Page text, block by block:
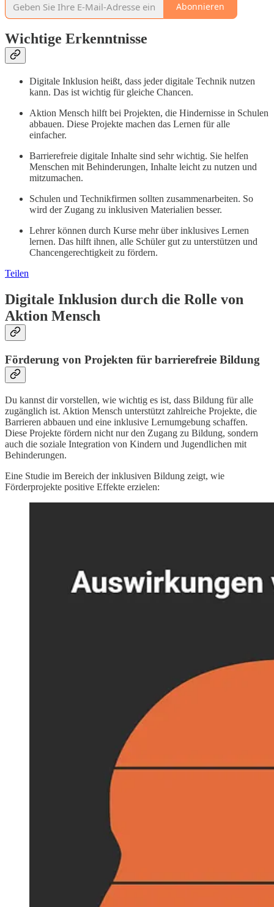
Abonnieren
Wichtige Erkenntnisse
Digitale Inklusion heißt, dass jeder digitale Technik nutzen
kann. Das ist wichtig für gleiche Chancen.
Aktion Mensch hilft bei Projekten, die Hindernisse in Schulen
abbauen. Diese Projekte machen das Lernen für alle
einfacher.
Barrierefreie digitale Inhalte sind sehr wichtig. Sie helfen
Menschen mit Behinderungen, Inhalte leicht zu nutzen und
mitzumachen.
Schulen und Technikfirmen sollten zusammenarbeiten. So
wird der Zugang zu inklusiven Materialien besser.
Lehrer können durch Kurse mehr über inklusives Lernen
lernen. Das hilft ihnen, alle Schüler gut zu unterstützen und
Chancengerechtigkeit zu fördern.
Teilen
Digitale Inklusion durch die Rolle von
Aktion Mensch
Förderung von Projekten für barrierefreie Bildung
Du kannst dir vorstellen, wie wichtig es ist, dass Bildung für alle
zugänglich ist. Aktion Mensch unterstützt zahlreiche Projekte, die
Barrieren abbauen und eine inklusive Lernumgebung schaffen.
Diese Projekte fördern nicht nur den Zugang zu Bildung, sondern
auch die soziale Integration von Kindern und Jugendlichen mit
Behinderungen.
Eine Studie im Bereich der inklusiven Bildung zeigt, wie
Förderprojekte positive Effekte erzielen: